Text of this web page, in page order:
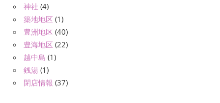
神社 (4)
築地地区 (1)
豊洲地区 (40)
豊海地区 (22)
越中島 (1)
銭湯 (1)
閉店情報 (37)